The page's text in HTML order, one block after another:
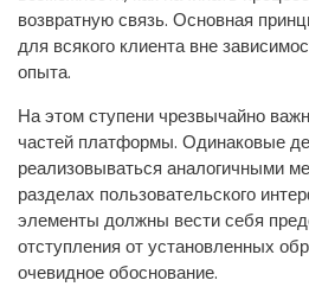
возвратную связь. Основная
для всякого клиента вне
опыта.
На этом ступени чрезвычайно
частей платформы. Одинаковые
реализовываться аналогичными
разделах пользовательского
элементы должны вести себя
отступления от установленных
очевидное обоснование.